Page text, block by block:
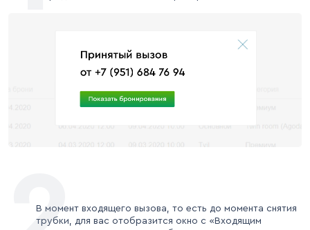
В момент входящего вызова, то есть до момента снятия
трубки, для вас отобразится окно с «Входящим